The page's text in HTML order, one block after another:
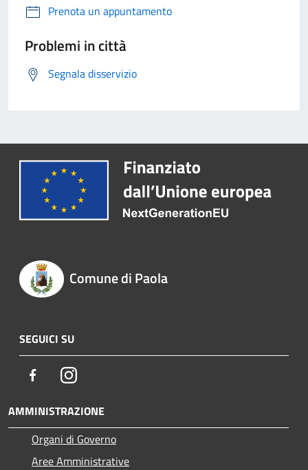
Prenota un appuntamento
Problemi in città
Segnala disservizio
Comune di Paola
SEGUICI SU
FacebookInstagram
AMMINISTRAZIONE
Organi di Governo
Aree Amministrative